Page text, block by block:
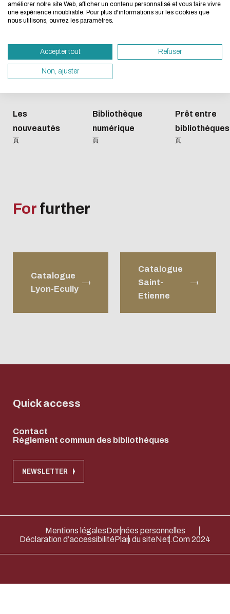
Eco Mode. This will place very little demand
servers and you will thus become a major
取消
About
Les
nouveautés
頁
Bibliothèque
numérique
頁
Prêt entre
bibliothèques
頁
For further
Catalogue
Lyon-Ecully
Catalogue
Saint-
Etienne
Quick access
Contact
Règlement commun des bibliothèques
NEWSLETTER
Mentions légalesDonnées personnelles
Déclaration d’accessibilitéPlan du siteNet.Com 2024
améliorer notre site Web, afficher un contenu personnalisé et vous faire vivre
une expérience inoubliable. Pour plus d'informations sur les cookies que
nous utilisons, ouvrez les paramètres.
Accepter tout Refuser
Non, ajuster